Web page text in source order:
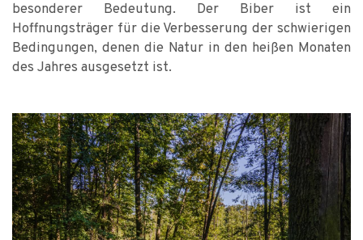
besonderer Bedeutung. Der Biber ist ein
Hoffnungsträger für die Verbesserung der schwierigen
Bedingungen, denen die Natur in den heißen Monaten
des Jahres ausgesetzt ist.